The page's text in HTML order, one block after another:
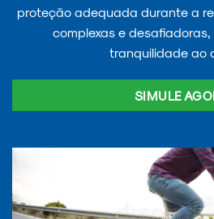
proteção adequada durante a
complexas e
tranquilidade ao
SIMULE